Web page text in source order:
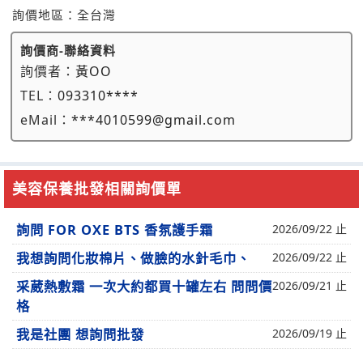
詢價地區： 全台灣
詢價商-聯絡資料
詢價者： 黃OO
TEL： 093310****
eMail： ***4010599@gmail.com
美容保養批發相關詢價單
詢問 FOR OXE BTS 香氛護手霜 2026/09/22 止
我想詢問化妝棉片、做臉的水針毛巾、 2026/09/22 止
采葳熱敷霜 一次大約都買十罐左右 問問價
格
2026/09/21 止
我是社團 想詢問批發 2026/09/19 止